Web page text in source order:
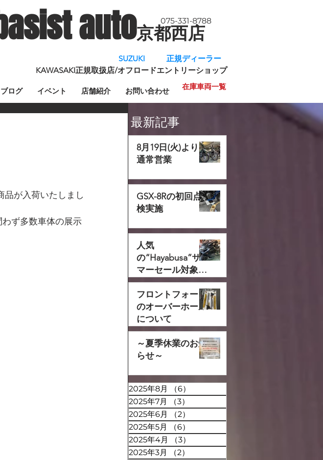
auto京都西店
075-331-8788
SUZUKI 正規ディーラー
KAWASAKI正規取扱店/オフロードエントリーショップ
ブログ イベント 店舗紹介 お問い合わせ 在庫車両一覧
最新記事
8月19日(火)より
通常営業
GSX-8Rの初回点
検実施
人気
の“Hayabusa”サ
マーセール対象で
す‼
フロントフォーク
のオーバーホール
について
～夏季休業のお知
らせ～
2025年8月 （6）
2025年7月
（3）
2025年6月
（2）
2025年5月
（6）
2025年4月
（3）
2025年3月
（2）
品が入荷いたしまし
ず多数車体の展示